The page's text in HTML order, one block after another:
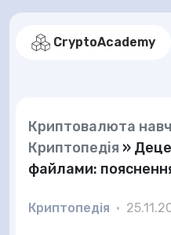
CryptoAcademy
Криптовалюта
Криптопедія »
файлами:
Криптопедія •